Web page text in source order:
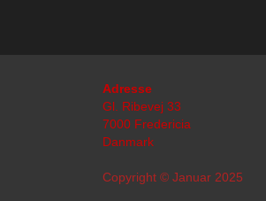
Adresse
Gl. Ribevej 33
7000 Fredericia
Danmark
Copyright © Januar 2025